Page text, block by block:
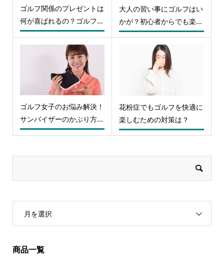
ゴルフ関係のプレゼントは
何が喜ばれるの？ゴルフ...
大人の習い事にゴルフはい
かが？初心者からでも楽...
ゴルフ女子のお悩み解決！
サンバイザーのかぶり方...
花粉症でもゴルフを快適に
楽しむための対策は？
月を選択
商品一覧